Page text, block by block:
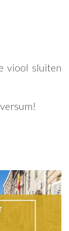
viool sluiten